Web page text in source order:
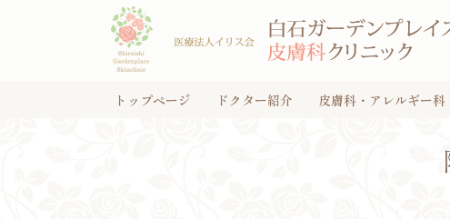
トップページ ドクター紹介 皮膚科・アレルギー科